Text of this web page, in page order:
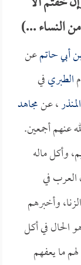
النساء ...)
أبي حاتمعن
الطبريفي
، عنمجاهد
عنهم أجمعين.
وأكل ماله
العرب في
وأخبرهم
الحال في أكل
ما يعفهم